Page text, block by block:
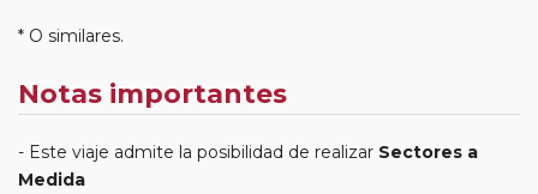
* O similares.
Notas importantes
Este viaje admite la posibilidad de realizar Sectores a
Medida